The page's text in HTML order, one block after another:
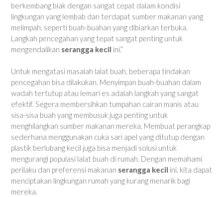
berkembang biak dengan sangat cepat dalam kondisi
lingkungan yang lembab dan terdapat sumber makanan yang
melimpah, seperti buah-buahan yang dibiarkan terbuka.
Langkah pencegahan yang tepat sangat penting untuk
mengendalikan serangga kecil ini.”
Untuk mengatasi masalah lalat buah, beberapa tindakan
pencegahan bisa dilakukan. Menyimpan buah-buahan dalam
wadah tertutup atau lemari es adalah langkah yang sangat
efektif. Segera membersihkan tumpahan cairan manis atau
sisa-sisa buah yang membusuk juga penting untuk
menghilangkan sumber makanan mereka. Membuat perangkap
sederhana menggunakan cuka sari apel yang ditutup dengan
plastik berlubang kecil juga bisa menjadi solusi untuk
mengurangi populasi lalat buah di rumah. Dengan memahami
perilaku dan preferensi makanan serangga kecil ini, kita dapat
menciptakan lingkungan rumah yang kurang menarik bagi
mereka.